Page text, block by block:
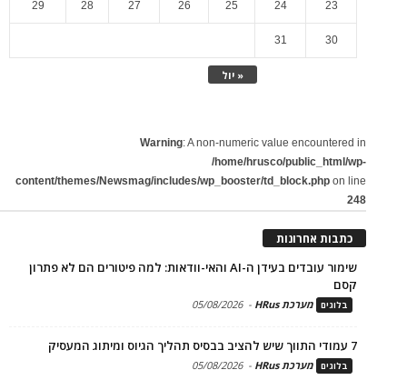
« יול
23
24
25
26
27
28
29
30
31
Warning: A non-numeric value encountered in
/home/hrusco/public_html/wp-
content/themes/Newsmag/includes/wp_booster/td_block.php on line
248
כתבות אחרונות
שימור עובדים בעידן ה-AI והאי-וודאות: למה פיטורים הם לא פתרון
קסם
בלוגים מערכת HRus -
05/08/2026
7 עמודי התווך שיש להציב בבסיס תהליך הגיוס ומיתוג המעסיק
בלוגים מערכת HRus -
05/08/2026